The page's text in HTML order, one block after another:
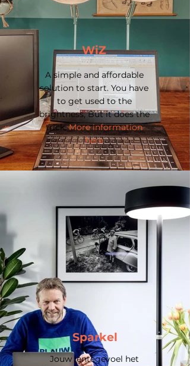
WiZ
A simple and affordable
solution to start. You have
to get used to the
brightness, But it does the
trick. More information
here
Sparkel
Jouw lentegevoel het